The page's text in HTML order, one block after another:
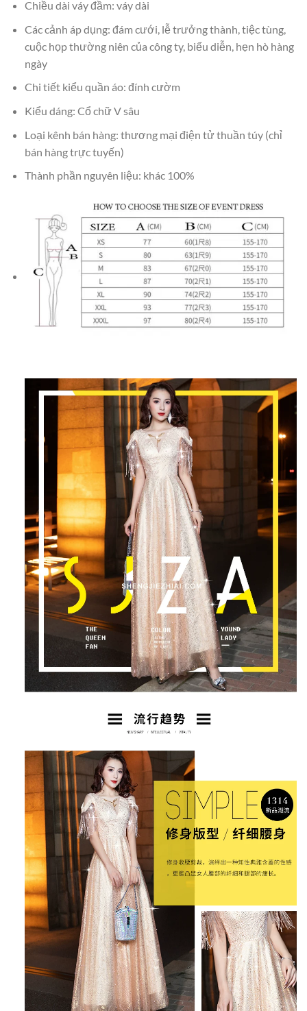
Chiều dài váy đầm: váy dài
Các cảnh áp dụng: đám cưới, lễ trưởng thành, tiệc tùng,
cuộc họp thường niên của công ty, biểu diễn, hẹn hò hàng
ngày
Chi tiết kiểu quần áo: đính cườm
Kiểu dáng: Cổ chữ V sâu
Loại kênh bán hàng: thương mại điện tử thuần túy (chỉ
bán hàng trực tuyến)
Thành phần nguyên liệu: khác 100%